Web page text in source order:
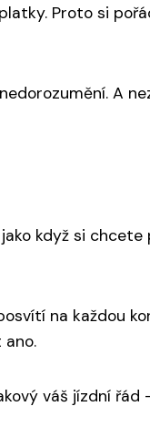
Proto si
A
když si
na každou
ano.
váš jízdní řád